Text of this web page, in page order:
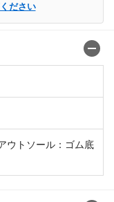
ださい
ウトソール：ゴム底